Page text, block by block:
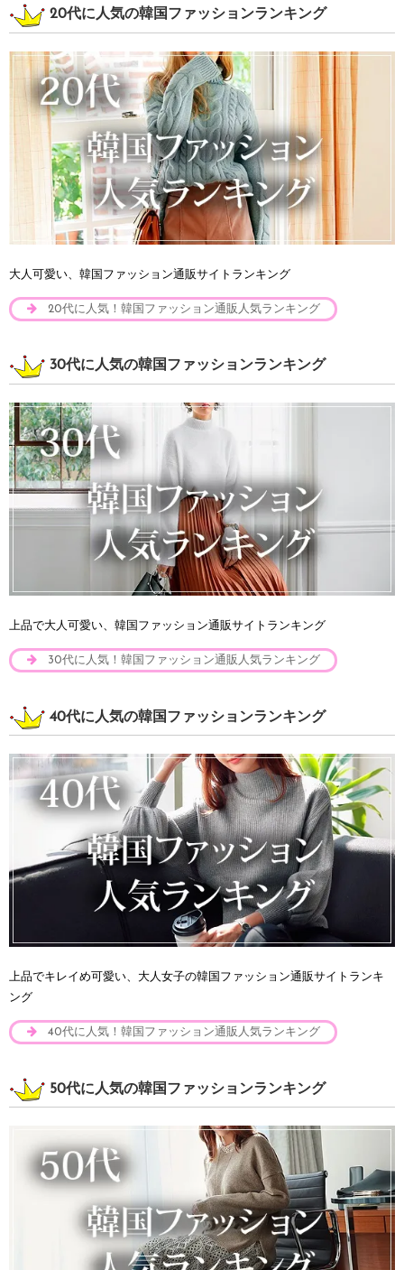
20代に人気の韓国ファッションランキング
大人可愛い、韓国ファッション通販サイトランキング
20代に人気！韓国ファッション通販人気ランキング
30代に人気の韓国ファッションランキング
上品で大人可愛い、韓国ファッション通販サイトランキング
30代に人気！韓国ファッション通販人気ランキング
40代に人気の韓国ファッションランキング
上品でキレイめ可愛い、大人女子の韓国ファッション通販サイトランキ
ング
40代に人気！韓国ファッション通販人気ランキング
50代に人気の韓国ファッションランキング